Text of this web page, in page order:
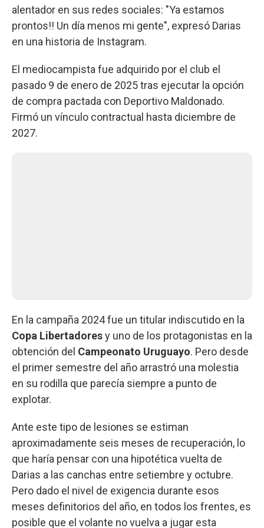
alentador en sus redes sociales: "Ya estamos
prontos!! Un día menos mi gente", expresó Darias
en una historia de Instagram.
El mediocampista fue adquirido por el club el
pasado 9 de enero de 2025 tras ejecutar la opción
de compra pactada con Deportivo Maldonado.
Firmó un vínculo contractual hasta diciembre de
2027.
En la campaña 2024 fue un titular indiscutido en la
Copa Libertadoresy uno de los protagonistas en la
obtención del Campeonato Uruguayo. Pero desde
el primer semestre del año arrastró una molestia
en su rodilla que parecía siempre a punto de
explotar.
Ante este tipo de lesiones se estiman
aproximadamente seis meses de recuperación, lo
que haría pensar con una hipotética vuelta de
Darias a las canchas entre setiembre y octubre.
Pero dado el nivel de exigencia durante esos
meses definitorios del año, en todos los frentes, es
posible que el volante no vuelva a jugar esta